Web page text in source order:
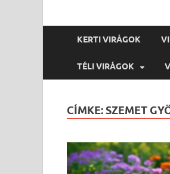
KERTI VIRÁGOK
TÉLI VIRÁGOK
CÍMKE: SZEMET